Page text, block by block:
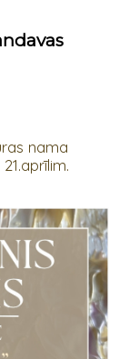
nama